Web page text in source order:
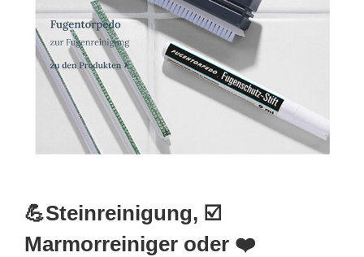
💪Steinreinigung, ☑️
Marmorreiniger oder ❤️